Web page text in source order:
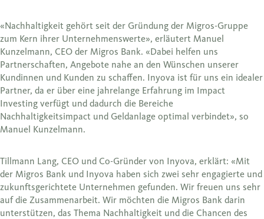
«Nachhaltigkeit gehört seit der Gründung der Migros-Gruppe
zum Kern ihrer Unternehmenswerte», erläutert Manuel
Kunzelmann, CEO der Migros Bank. «Dabei helfen uns
Partnerschaften, Angebote nahe an den Wünschen unserer
Kundinnen und Kunden zu schaffen. Inyova ist für uns ein idealer
Partner, da er über eine jahrelange Erfahrung im Impact
Investing verfügt und dadurch die Bereiche
Nachhaltigkeitsimpact und Geldanlage optimal verbindet», so
Manuel Kunzelmann.
Tillmann Lang, CEO und Co-Gründer von Inyova, erklärt: «Mit
der Migros Bank und Inyova haben sich zwei sehr engagierte und
zukunftsgerichtete Unternehmen gefunden. Wir freuen uns sehr
auf die Zusammenarbeit. Wir möchten die Migros Bank darin
unterstützen, das Thema Nachhaltigkeit und die Chancen des